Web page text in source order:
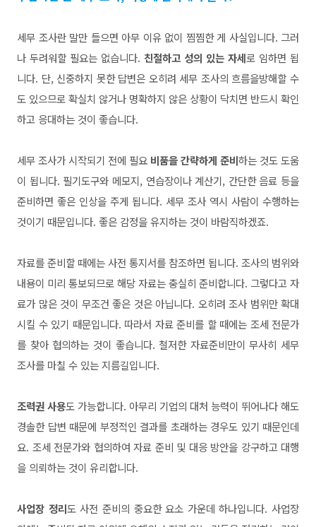
세무 조사란 말만 들으면 아무 이유 없이 찜찜한 게 사실입니다. 그러
나 두려워할 필요는 없습니다. 친절하고 성의 있는 자세로 임하면 됩
니다. 단, 신중하지 못한 답변은 오히려 세무 조사의 흐름을방해할 수
도 있으므로 확실치 않거나 명확하지 않은 상황이 닥치면 반드시 확인
하고 응대하는 것이 좋습니다.
세무 조사가 시작되기 전에 필요 비품을 간략하게 준비하는 것도 도움
이 됩니다. 필기도구와 메모지, 연습장이나 계산기, 간단한 음료 등을
준비하면 좋은 인상을 주게 됩니다. 세무 조사 역시 사람이 수행하는
것이기 때문입니다. 좋은 감정을 유지하는 것이 바람직하겠죠.
자료를 준비할 때에는 사전 통지서를 참조하면 됩니다. 조사의 범위와
내용이 미리 통보되므로 해당 자료는 충실히 준비합니다. 그렇다고 자
료가 많은 것이 무조건 좋은 것은 아닙니다. 오히려 조사 범위만 확대
시킬 수 있기 때문입니다. 따라서 자료 준비를 할 때에는 조세 전문가
를 찾아 협의하는 것이 좋습니다. 철저한 자료준비만이 무사히 세무
조사를 마칠 수 있는 지름길입니다.
조력권사용도 가능합니다. 아무리 기업의 대처 능력이 뛰어나다 해도
경솔한 답변 때문에 부정적인 결과를 초래하는 경우도 있기 때문인데
요. 조세 전문가와 협의하여 자료 준비 및 대응 방안을 강구하고 대행
을 의뢰하는 것이 유리합니다.
사업장 정리도 사전 준비의 중요한 요소 가운데 하나입니다. 사업장